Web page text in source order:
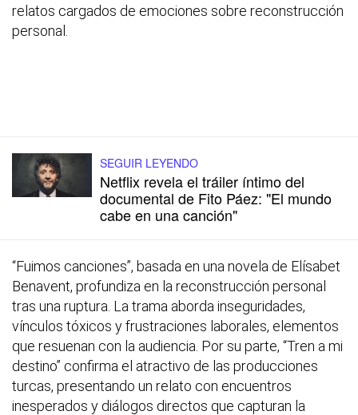
relatos cargados de emociones sobre reconstrucción
personal.
SEGUIR LEYENDO
Netflix revela el tráiler íntimo del
documental de Fito Páez: "El mundo
cabe en una canción"
“Fuimos canciones”, basada en una novela de Elísabet
Benavent, profundiza en la reconstrucción personal
tras una ruptura. La trama aborda inseguridades,
vínculos tóxicos y frustraciones laborales, elementos
que resuenan con la audiencia. Por su parte, “Tren a mi
destino” confirma el atractivo de las producciones
turcas, presentando un relato con encuentros
inesperados y diálogos directos que capturan la